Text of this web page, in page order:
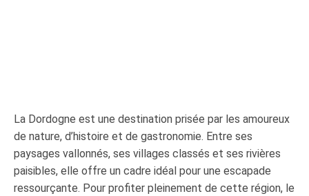
La Dordogne est une destination prisée par les amoureux
de nature, d’histoire et de gastronomie. Entre ses
paysages vallonnés, ses villages classés et ses rivières
paisibles, elle offre un cadre idéal pour une escapade
ressourçante. Pour profiter pleinement de cette région, le